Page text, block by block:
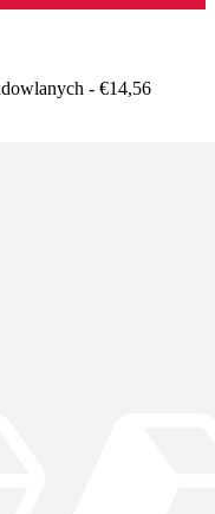
- €14,56